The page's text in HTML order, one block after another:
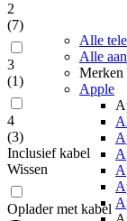
Alle
Alle
Merken
Apple
2
(7)
3
(1)
4
(3)
Inclusief kabel
Wissen
Oplader met kabel